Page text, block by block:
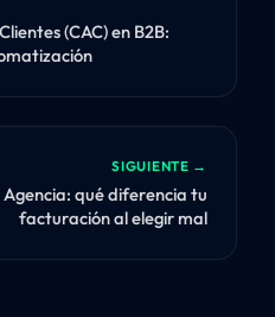
(CAC) en B2B:
SIGUIENTE →
qué diferencia tu
facturación al elegir mal